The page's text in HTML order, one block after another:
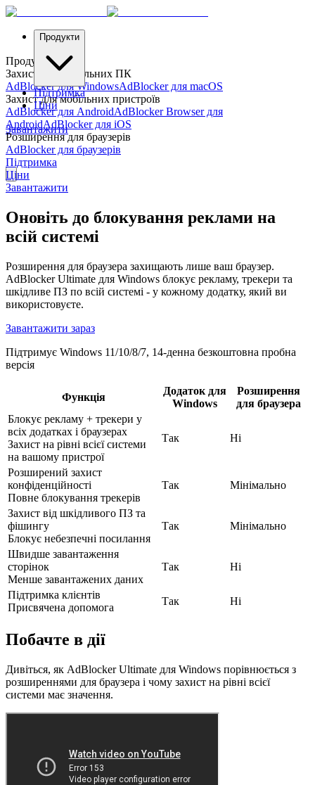
Продукти
Підтримка
Ціни
Завантажити
Продукти
Захист для настільних ПК
AdBlocker для WindowsAdBlocker для macOS
Захист для мобільних пристроїв
AdBlocker для AndroidAdBlocker Browser для
AndroidAdBlocker для iOS
Розширення для браузерів
AdBlocker для браузерів
Підтримка
Ціни
Завантажити
Оновіть до блокування реклами на
всій системі
Розширення для браузера захищають лише ваш браузер.
AdBlocker Ultimate для Windows блокує рекламу, трекери та
шкідливе ПЗ по всій системі - у кожному додатку, який ви
використовуєте.
Завантажити зараз
Підтримує Windows 11/10/8/7, 14-денна безкоштовна пробна
версія
Функція
Додаток для
Windows
Розширення
для браузера
Блокує рекламу + трекери у
всіх додатках і браузерах
Захист на рівні всієї системи
на вашому пристрої
Так Ні
Розширений захист
конфіденційності
Повне блокування трекерів
Так Мінімально
Захист від шкідливого ПЗ та
фішингу
Блокує небезпечні посилання
Так Мінімально
Швидше завантаження
сторінок
Менше завантажених даних
Так Ні
Підтримка клієнтів
Присвячена допомога
Так Ні
Побачте в дії
Дивіться, як AdBlocker Ultimate для Windows порівнюється з
розширеннями для браузера і чому захист на рівні всієї
системи має значення.